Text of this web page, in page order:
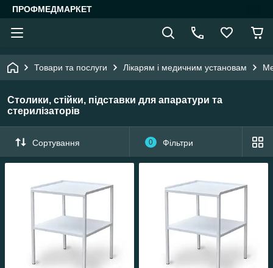
ПРОФМЕДМАРКЕТ
Товари та послуги Лікарям і медичним установам
Столики, стійки, підставки для апаратури та
стерилізаторів
Сортування 0 Фільтри